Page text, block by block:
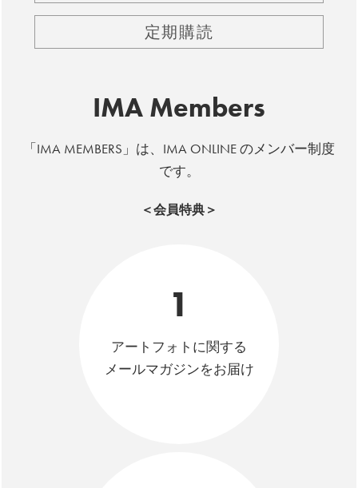
定期購読
IMA Members
「IMA MEMBERS」は、IMA ONLINE のメンバー制度
です。
＜会員特典＞
1
アートフォトに関する
メールマガジンをお届け